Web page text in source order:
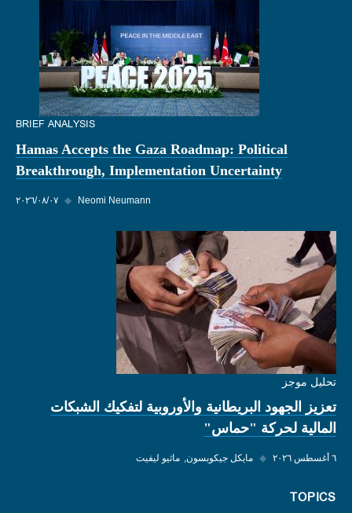
BRIEF ANALYSIS
Hamas Accepts the Gaza Roadmap: Political
Breakthrough, Implementation Uncertainty
٠٧‏/٠٨‏/٢٠٢٦ ◆ Neomi Neumann
تحليل موجز
تعزيز الجهود البريطانية والأوروبية لتفكيك الشبكات
المالية لحركة "حماس"
٦ أغسطس ٢٠٢٦ ◆ مايكل جيكوبسون ماثيو ليفيت
TOPICS